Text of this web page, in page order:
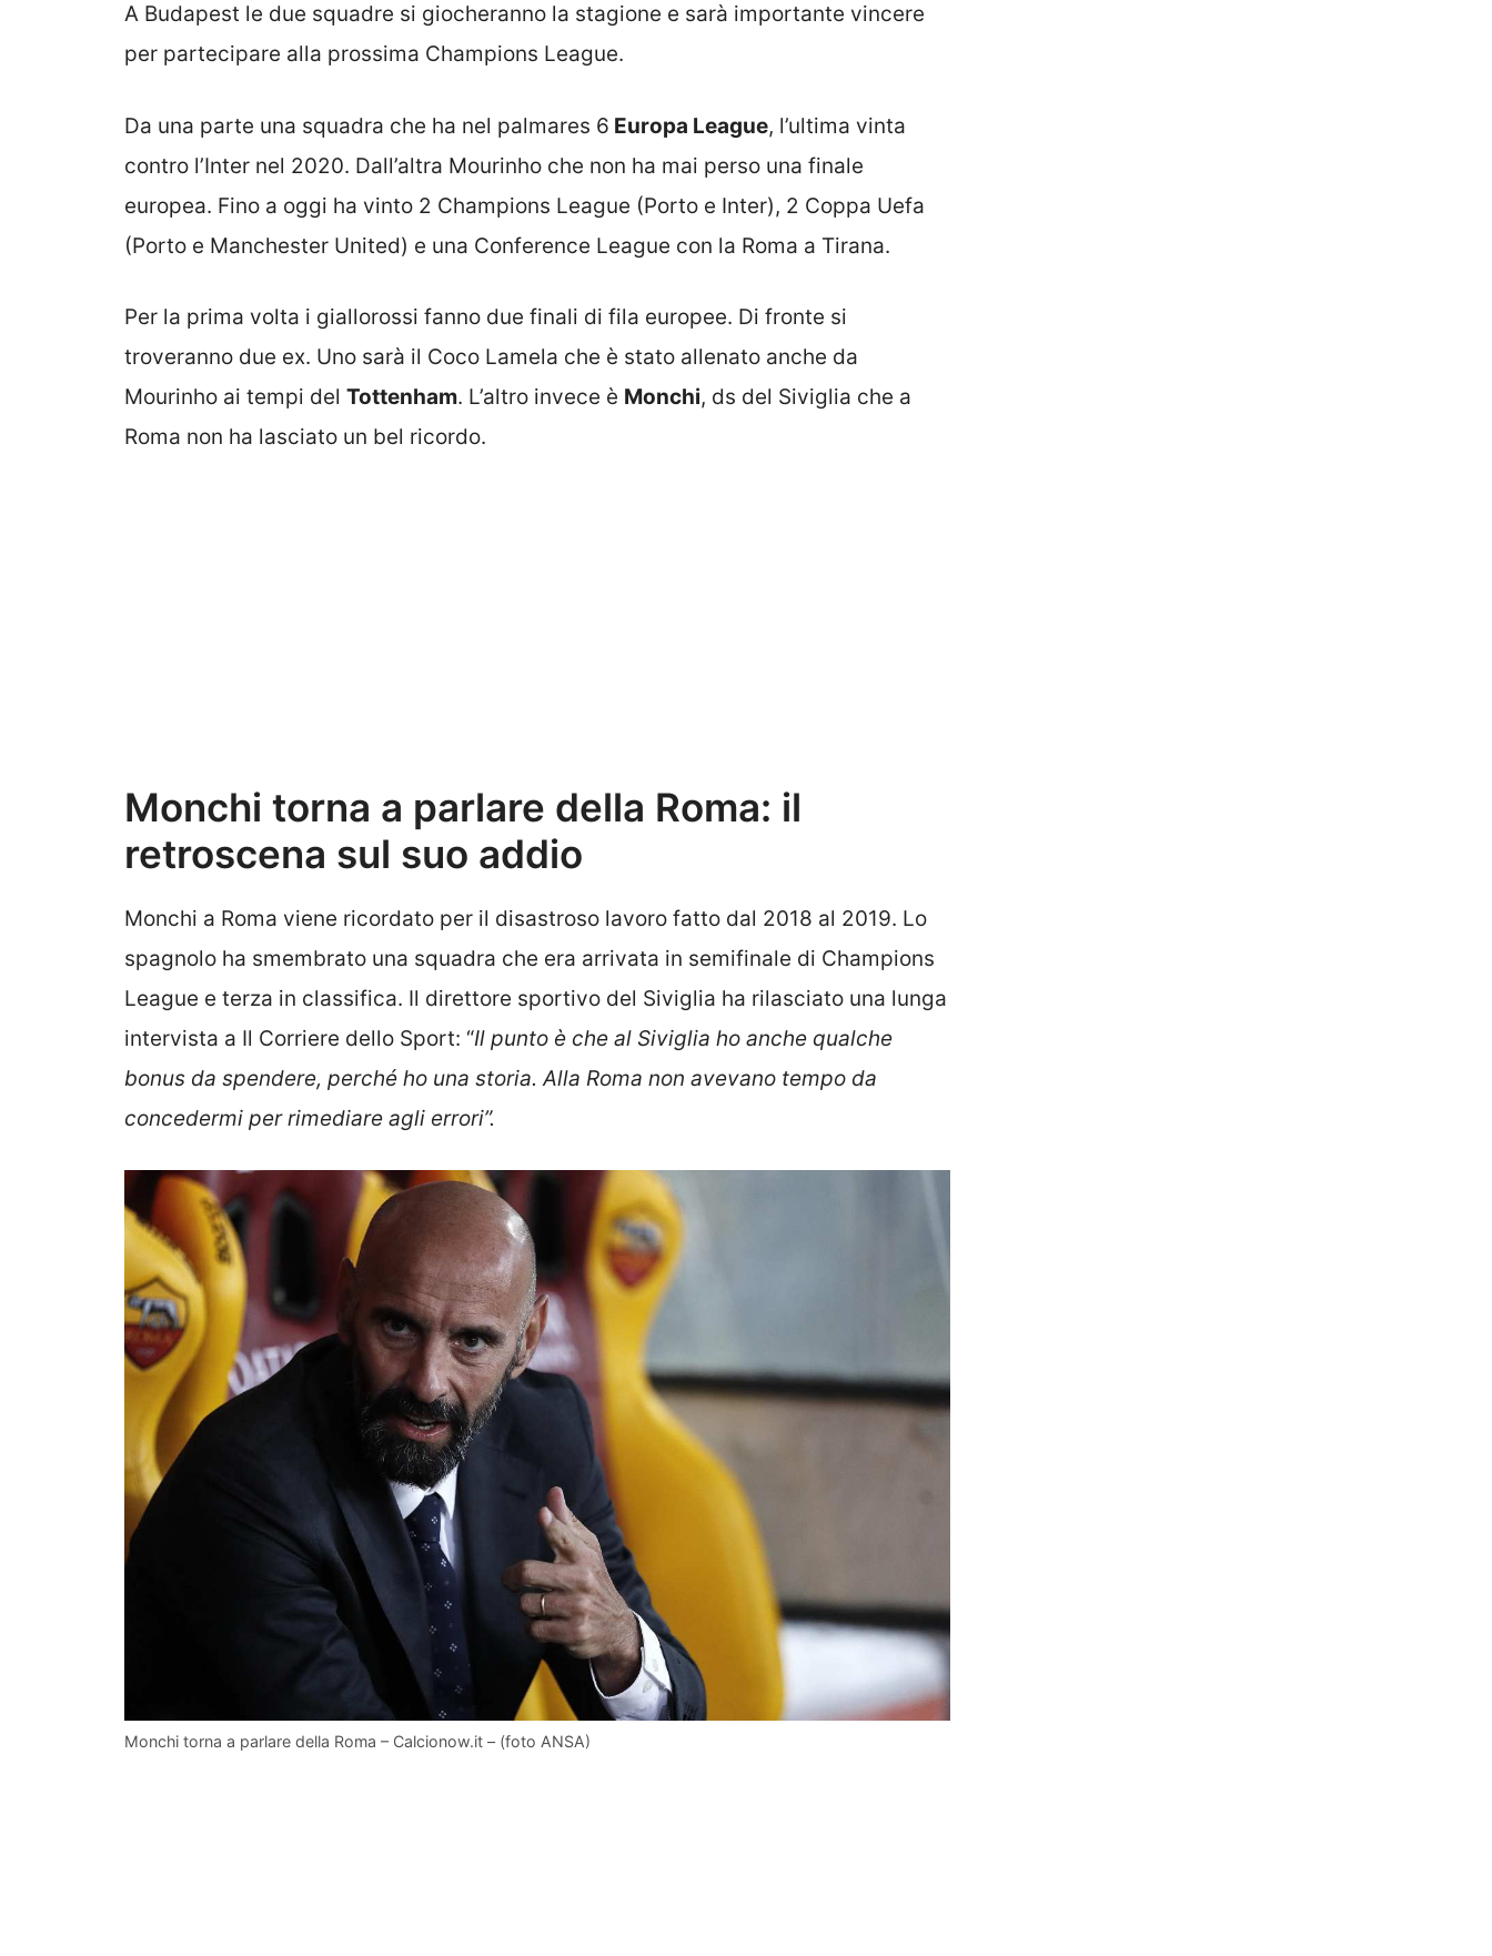
A Budapest le due squadre si giocheranno la stagione e sarà importante vincere
per partecipare alla prossima Champions League.
Da una parte una squadra che ha nel palmares 6 Europa League, l’ultima vinta
contro l’Inter nel 2020. Dall’altra Mourinho che non ha mai perso una finale
europea. Fino a oggi ha vinto 2 Champions League (Porto e Inter), 2 Coppa Uefa
(Porto e Manchester United) e una Conference League con la Roma a Tirana.
Per la prima volta i giallorossi fanno due finali di fila europee. Di fronte si
troveranno due ex. Uno sarà il Coco Lamela che è stato allenato anche da
Mourinho ai tempi del Tottenham. L’altro invece è Monchi, ds del Siviglia che a
Roma non ha lasciato un bel ricordo.
Monchi torna a parlare della Roma: il
retroscena sul suo addio
Monchi a Roma viene ricordato per il disastroso lavoro fatto dal 2018 al 2019. Lo
spagnolo ha smembrato una squadra che era arrivata in semifinale di Champions
League e terza in classifica. Il direttore sportivo del Siviglia ha rilasciato una lunga
intervista a Il Corriere dello Sport: “Il punto è che al Siviglia ho anche qualche
bonus da spendere, perché ho una storia. Alla Roma non avevano tempo da
concedermi per rimediare agli errori”.
Monchi torna a parlare della Roma – Calcionow.it – (foto ANSA)